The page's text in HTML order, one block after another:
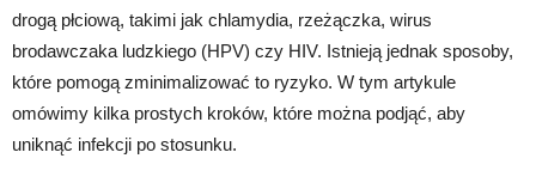
drogą płciową, takimi jak chlamydia, rzeżączka, wirus
brodawczaka ludzkiego (HPV) czy HIV. Istnieją jednak sposoby,
które pomogą zminimalizować to ryzyko. W tym artykule
omówimy kilka prostych kroków, które można podjąć, aby
uniknąć infekcji po stosunku.